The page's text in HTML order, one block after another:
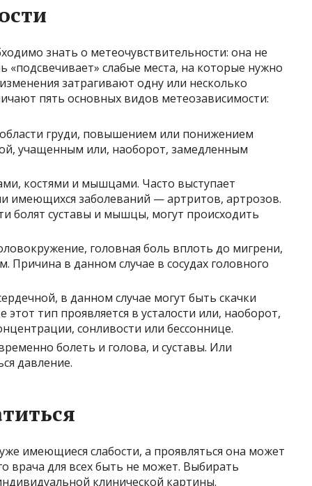
знать о метеочувствительности: она не
«подсвечивает» слабые места, на которые нужно
затрагивают одну или несколько
пять основных видов метеозависимости:
груди, повышением или понижением
учащенным или, наоборот, замедленным
костями и мышцами. Часто выступает
имеющихся заболеваний — артритов, артрозов.
болят суставы и мышцы, могут происходить
головная боль вплоть до мигрени,
Причина в данном случае в сосудах головного
в данном случае могут быть скачки
тип проявляется в усталости или, наоборот,
сонливости или бессоннице.
болеть и голова, и суставы. Или
давление.
имеющиеся слабости, а проявляться она может
врача для всех быть не может. Выбирать
клинической картины.